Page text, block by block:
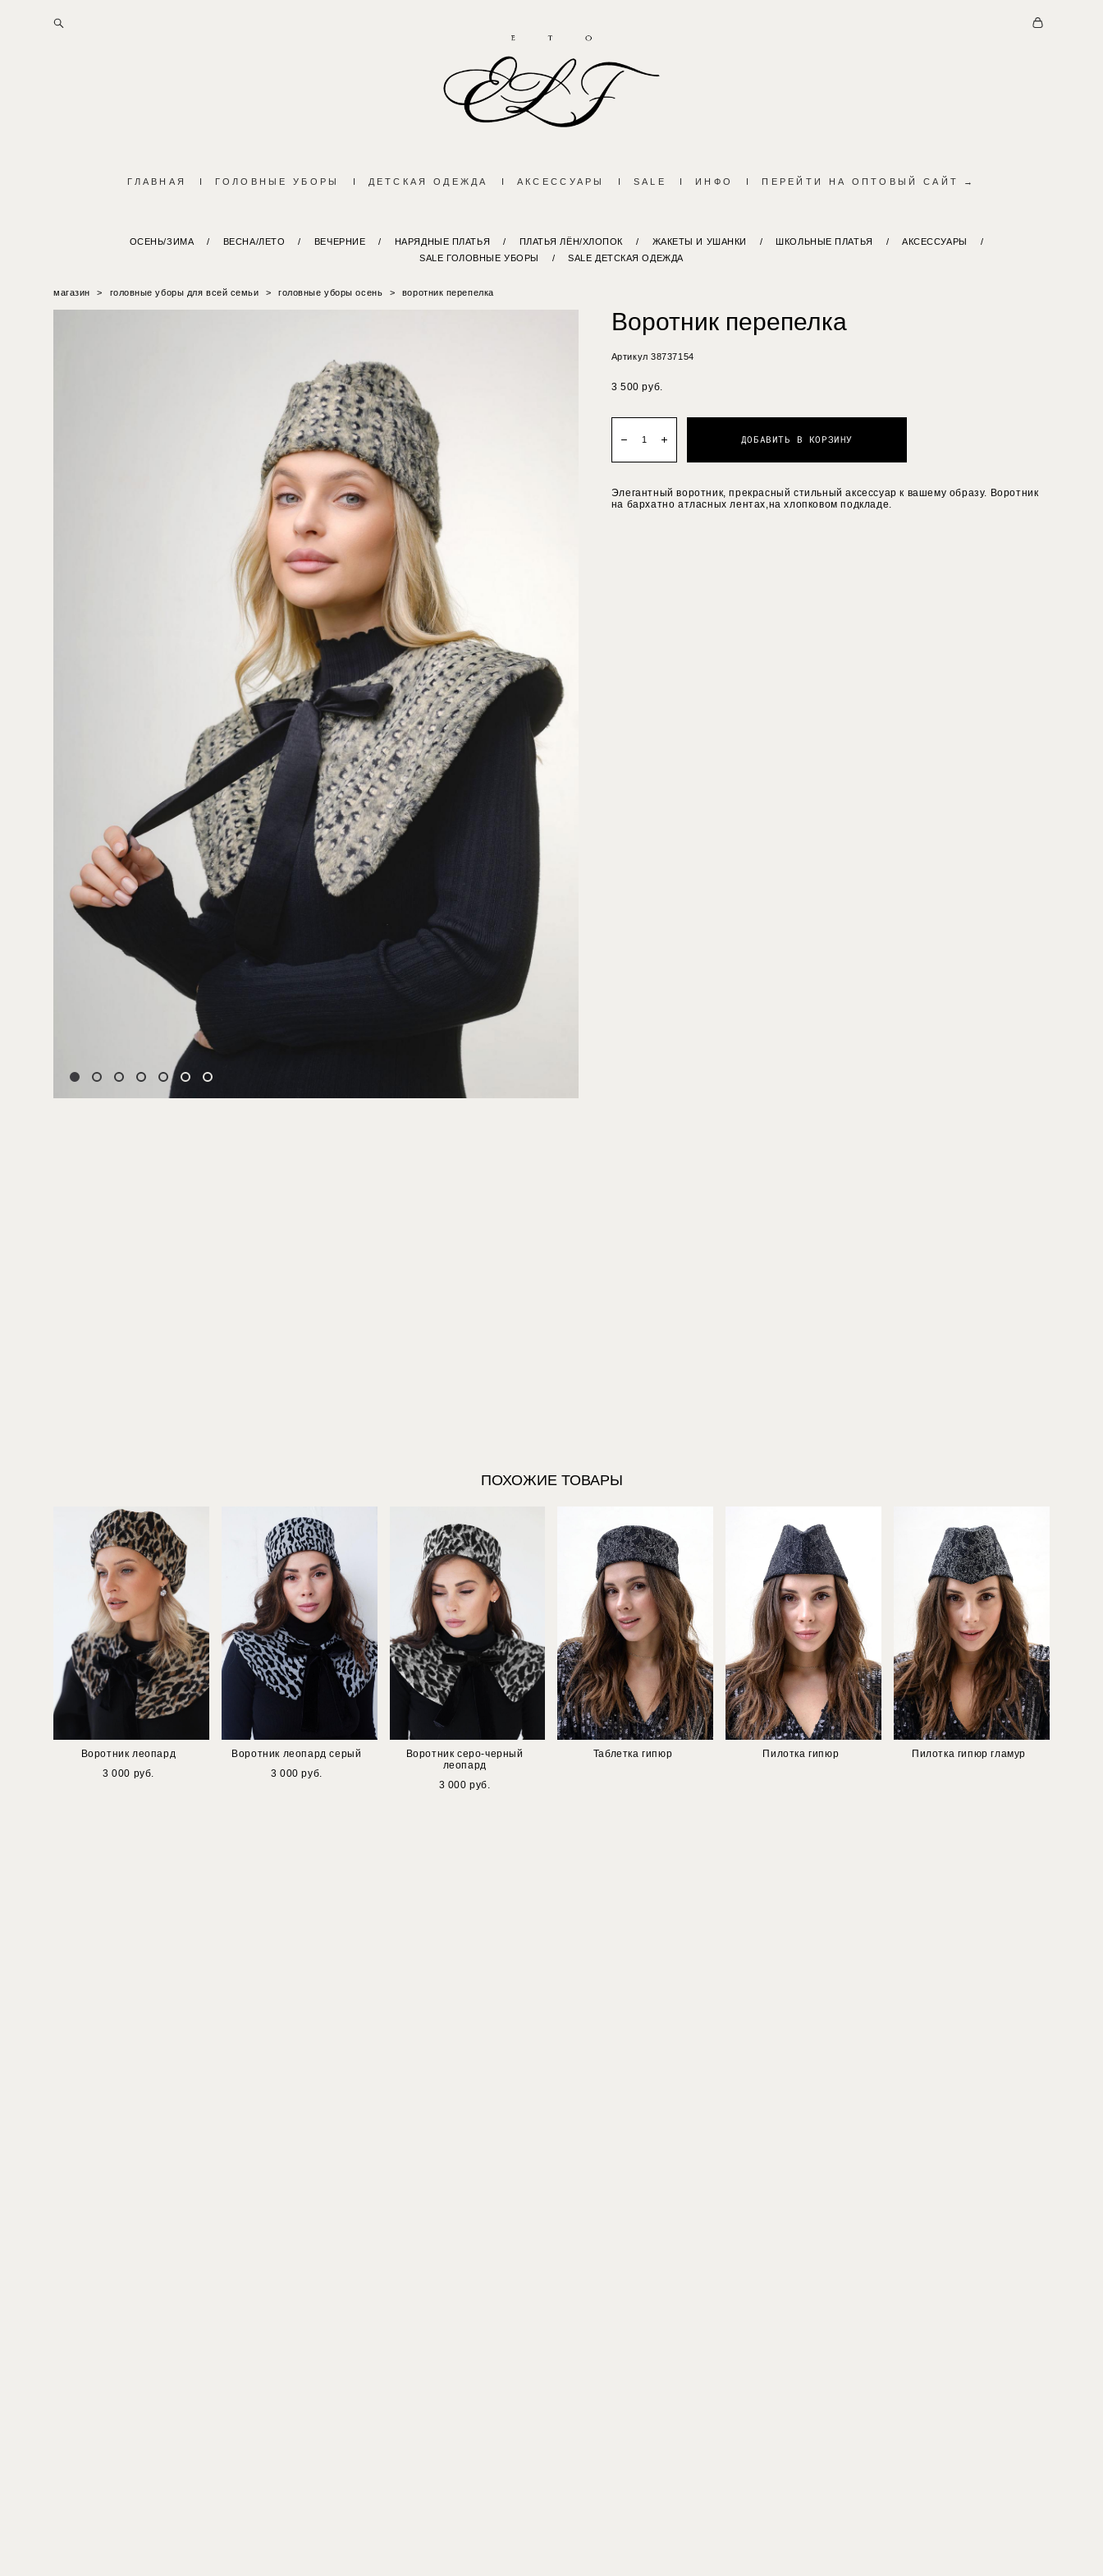
ГЛАВНАЯ I ГОЛОВНЫЕ УБОРЫ I ДЕТСКАЯ ОДЕЖДА I АКСЕССУАРЫ I SALE I ИНФО I ПЕРЕЙТИ НА ОПТОВЫЙ САЙТ →
ОСЕНЬ/ЗИМА / ВЕСНА/ЛЕТО / ВЕЧЕРНИЕ / НАРЯДНЫЕ ПЛАТЬЯ / ПЛАТЬЯ ЛЁН/ХЛОПОК / ЖАКЕТЫ И УШАНКИ / ШКОЛЬНЫЕ ПЛАТЬЯ / АКСЕССУАРЫ
/
SALE ГОЛОВНЫЕ УБОРЫ
/ SALE ДЕТСКАЯ ОДЕЖДА
магазин > головные уборы для всей семьи > головные уборы осень > воротник перепелка
Воротник перепелка
Артикул 38737154
3 500 pуб.
ДОБАВИТЬ В КОРЗИНУ
Элегантный воротник, прекрасный стильный аксессуар к вашему образу. Воротник
на бархатно атласных лентах,на хлопковом подкладе.
ПОХОЖИЕ ТОВАРЫ
Воротник леопард
3 000 pуб.
Воротник леопард серый
3 000 pуб.
Воротник серо-черный
леопард
3 000 pуб.
Таблетка гипюр Пилотка гипюр Пилотка гипюр гламур